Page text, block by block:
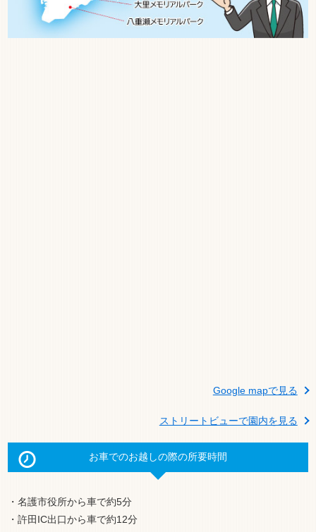
Google mapで見る
ストリートビューで園内を見る
お車でのお越しの際の所要時間
・名護市役所から車で約5分
・許田IC出口から車で約12分